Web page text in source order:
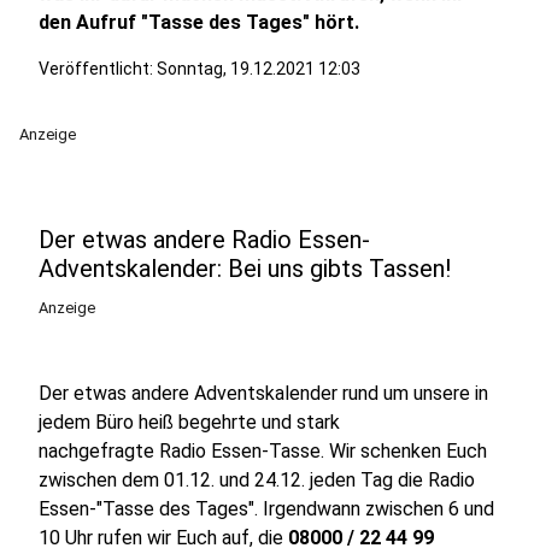
den Aufruf "Tasse des Tages" hört.
Veröffentlicht: Sonntag, 19.12.2021 12:03
Anzeige
Der etwas andere Radio Essen-
Adventskalender: Bei uns gibts Tassen!
Anzeige
Der etwas andere Adventskalender rund um unsere in
jedem Büro heiß begehrte und stark
nachgefragte Radio Essen-Tasse. Wir schenken Euch
zwischen dem 01.12. und 24.12. jeden Tag die Radio
Essen-"Tasse des Tages". Irgendwann zwischen 6 und
10 Uhr rufen wir Euch auf, die 08000 / 22 44 99